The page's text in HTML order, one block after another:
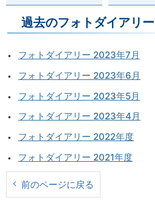
過去のフォトダイアリー
フォトダイアリー 2023年7月
フォトダイアリー 2023年6月
フォトダイアリー 2023年5月
フォトダイアリー 2023年4月
フォトダイアリー 2022年度
フォトダイアリー 2021年度
前のページに戻る